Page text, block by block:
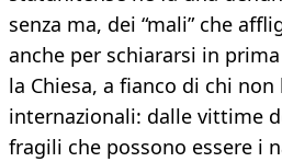
senza ma, dei “mali” che
anche per schiararsi in
la Chiesa, a fianco di chi
internazionali: dalle vittime
fragili che possono essere i